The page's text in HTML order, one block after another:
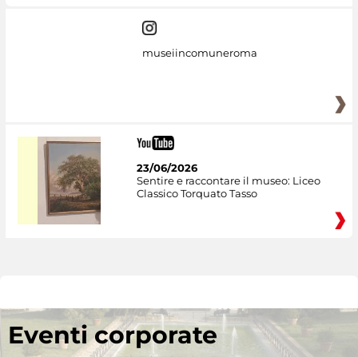
museiincomuneroma
23/06/2026
Sentire e raccontare il museo: Liceo
Classico Torquato Tasso
Eventi corporate